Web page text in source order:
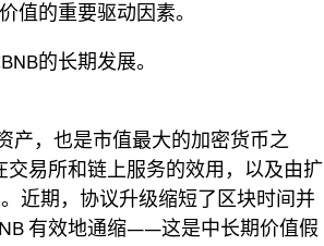
值的重要驱动因素。
的长期发展。
产，也是市值最大的加密货币之
易所和链上服务的效用，以及由扩
近期，协议升级缩短了区块时间并
有效地通缩——这是中长期价值假